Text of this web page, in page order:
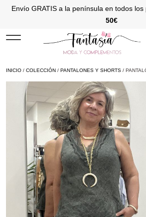
Envío GRATIS a la península en todos
50€
INICIO / COLECCIÓN / PANTALONES Y SHORTS /